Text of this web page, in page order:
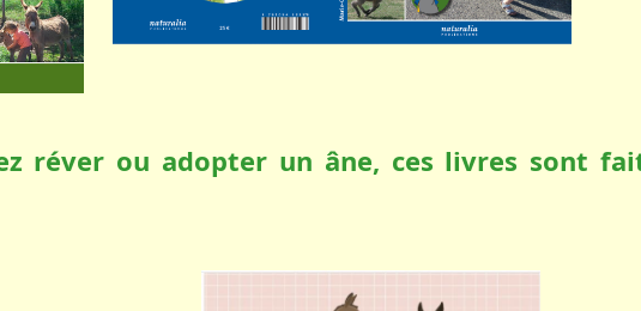
réver ou adopter un âne, ces livres sont